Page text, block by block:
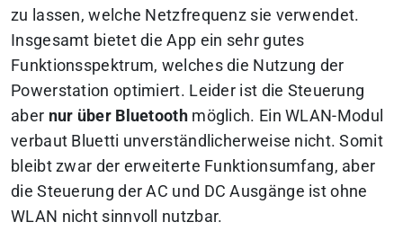
zu lassen, welche Netzfrequenz sie verwendet.
Insgesamt bietet die App ein sehr gutes
Funktionsspektrum, welches die Nutzung der
Powerstation optimiert. Leider ist die Steuerung
aber nur über Bluetoothmöglich. Ein WLAN-Modul
verbaut Bluetti unverständlicherweise nicht. Somit
bleibt zwar der erweiterte Funktionsumfang, aber
die Steuerung der AC und DC Ausgänge ist ohne
WLAN nicht sinnvoll nutzbar.